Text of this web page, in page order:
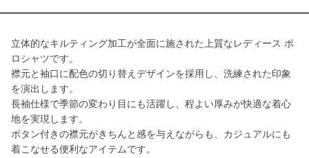
立体的なキルティング加工が全面に施された上質なレディース ポ
ロシャツです。
襟元と袖口に配色の切り替えデザインを採用し、洗練された印象
を演出します。
長袖仕様で季節の変わり目にも活躍し、程よい厚みが快適な着心
地を実現します。
ボタン付きの襟元がきちんと感を与えながらも、カジュアルにも
着こなせる便利なアイテムです。